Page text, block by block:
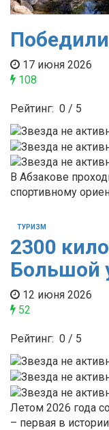
17 июня 2026
108
Рейтинг: 0 / 5
В Абзакове
спортивному
ТУРИЗМ
2300
Большой
12 июня 2026
52
Рейтинг: 0 / 5
Летом 2026 года
– первая в